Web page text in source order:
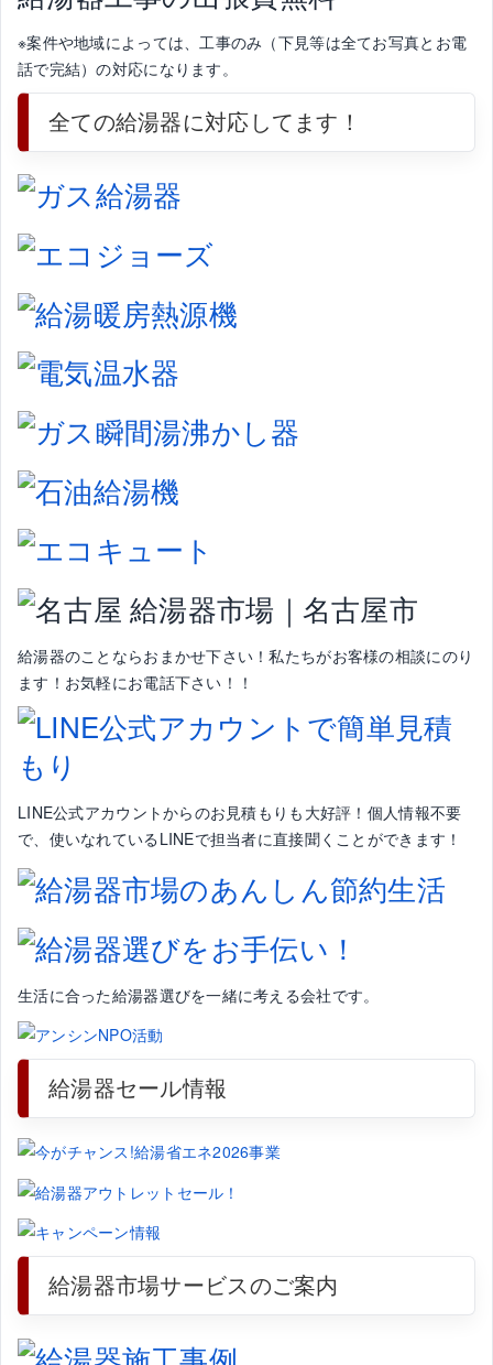
※案件や地域によっては、工事のみ（下見等は全てお写真とお電
話で完結）の対応になります。
全ての給湯器に対応してます！
給湯器のことならおまかせ下さい！私たちがお客様の相談にのり
ます！お気軽にお電話下さい！！
LINE公式アカウントからのお見積もりも大好評！個人情報不要
で、使いなれているLINEで担当者に直接聞くことができます！
生活に合った給湯器選びを一緒に考える会社です。
給湯器セール情報
給湯器市場サービスのご案内